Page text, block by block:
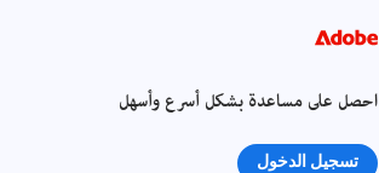
احصل على مساعدة بشكل أسرع وأسهل
تسجيل الدخول